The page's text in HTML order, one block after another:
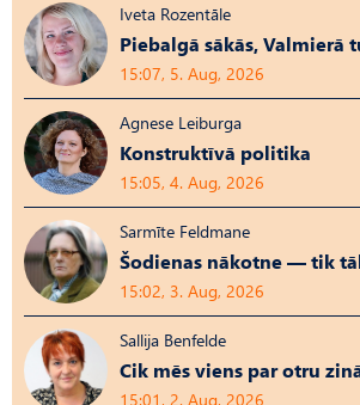
Iveta Rozentāle
Piebalgā sākās, Valmierā
15:07, 5. Aug, 2026
Agnese Leiburga
Konstruktīvā politika
15:05, 4. Aug, 2026
Sarmīte Feldmane
Šodienas nākotne — tik
15:02, 3. Aug, 2026
Sallija Benfelde
Cik mēs viens par otru
15:01, 2. Aug, 2026